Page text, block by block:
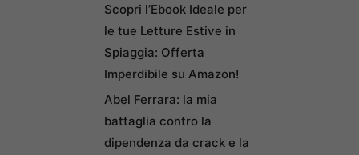
Scopri l’Ebook Ideale per
le tue Letture Estive in
Spiaggia: Offerta
Imperdibile su Amazon!
Abel Ferrara: la mia
battaglia contro la
dipendenza da crack e la